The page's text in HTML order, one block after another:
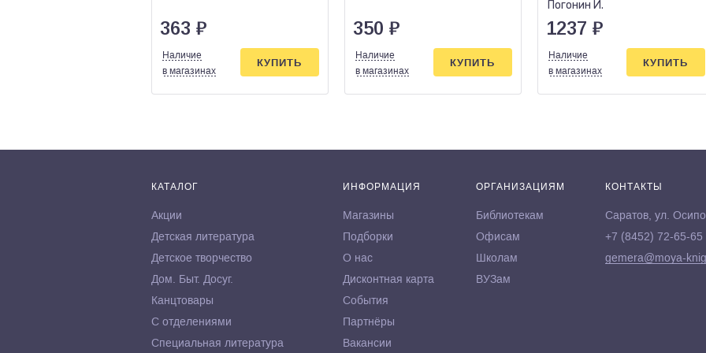
363 ₽
Наличие
в магазинах
КУПИТЬ
350 ₽
Наличие
в магазинах
КУПИТЬ
Погонин И.
1237 ₽
Наличие
в магазинах
КУПИТЬ
КАТАЛОГ
Акции
Детская литература
Детское творчество
Дом. Быт. Досуг.
Канцтовары
С отделениями
Специальная литература
ИНФОРМАЦИЯ
Магазины
Подборки
О нас
Дисконтная карта
События
Партнёры
Вакансии
ОРГАНИЗАЦИЯМ
Библиотекам
Офисам
Школам
ВУЗам
КОНТАКТЫ
Саратов, ул.
+7 (8452) 72-65-65
gemera@moya-